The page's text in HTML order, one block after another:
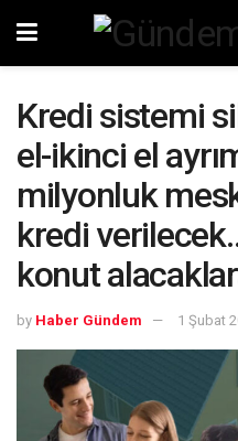
Kredi sistemi
el-ikinci el
milyonluk
kredi
konut
by Haber Gündem 1 Şubat